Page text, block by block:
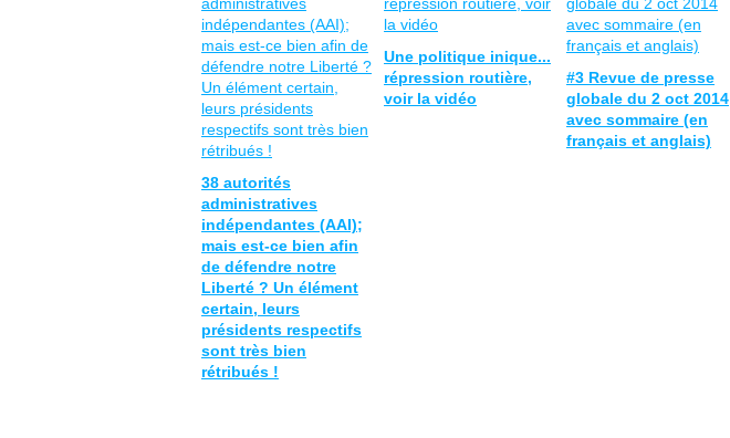
38 autorités
administratives
indépendantes (AAI);
mais est-ce bien afin
de défendre notre
Liberté ? Un élément
certain, leurs
présidents respectifs
sont très bien
rétribués !
Une politique inique...
répression routière,
voir la vidéo
#3 Revue de presse
globale du 2 oct 2014
avec sommaire (en
français et anglais)